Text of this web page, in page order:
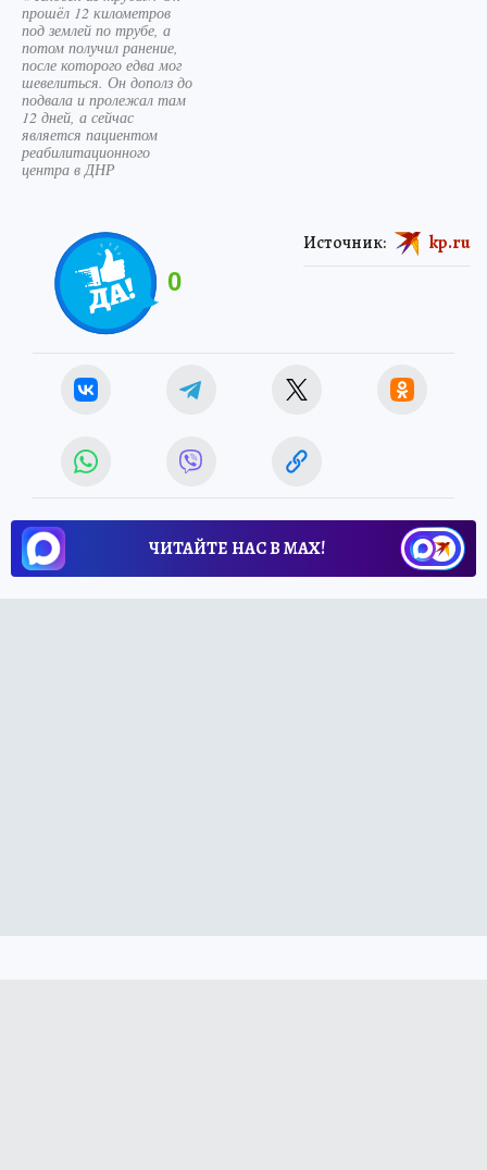
прошёл 12 километров
под землей по трубе, а
потом получил ранение,
после которого едва мог
шевелиться. Он дополз до
подвала и пролежал там
12 дней, а сейчас
является пациентом
реабилитационного
центра в ДНР
0
Источник: kp.ru
ЧИТАЙТЕ НАС В МАХ!